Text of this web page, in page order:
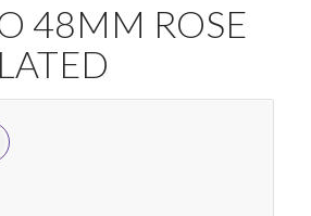
48MM ROSE